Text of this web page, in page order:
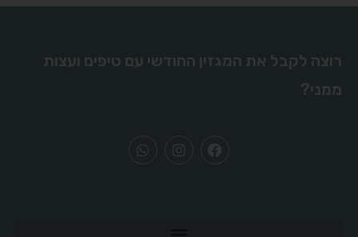
רוצה לקבל את המגזין החודשי עם טיפים ועצות
ממני?